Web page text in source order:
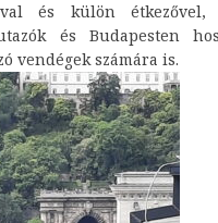
és külön étkezővel,
és Budapesten
vendégek számára is.